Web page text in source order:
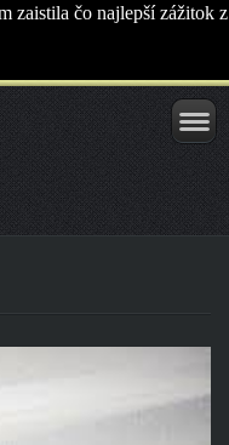
zaistila čo najlepší zážitok z